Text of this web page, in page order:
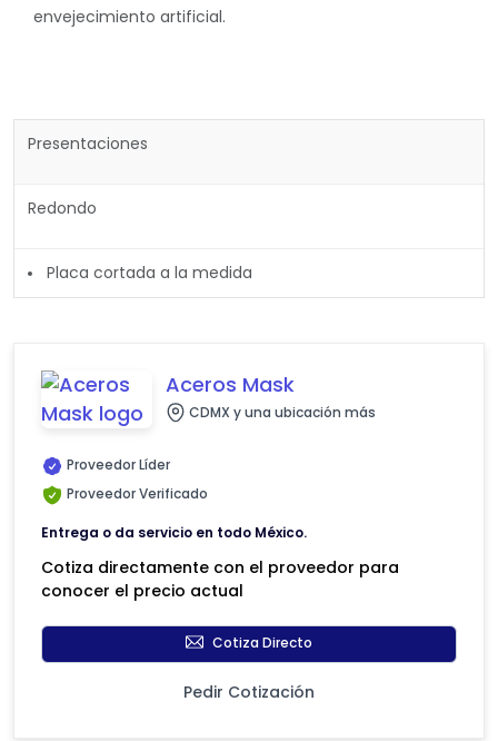
envejecimiento artificial.
Presentaciones
Redondo
Placa cortada a la medida
Aceros Mask
CDMX y una ubicación más
Proveedor Líder
Proveedor Verificado
Entrega o da servicio en todo México.
Cotiza directamente con el proveedor para
conocer el precio actual
Cotiza Directo
Pedir Cotización